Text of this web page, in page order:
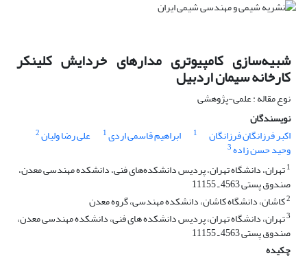
شبیه‌سازی کامپیوتری مدارهای خردایش کلینکر
کارخانه سیمان اردبیل
نوع مقاله : علمی-پژوهشی
نویسندگان
اکبر فرزانگان فرزانگان
1 ابراهیم قاسمی اردی1 علی رضا ولیان2
وحید حسن زاده3
1تهران، دانشگاه تهران، پردیس دانشکده‌های فنی، دانشکده مهندسی معدن،
صندوق پستی 4563 ـ 11155
2کاشان، دانشگاه کاشان، دانشکده مهندسی، گروه معدن
3تهران، دانشگاه تهران، پردیس دانشکده های فنی، دانشکده مهندسی معدن،
صندوق پستی 4563 ـ 11155
چکیده